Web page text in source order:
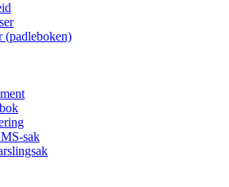
(padleboken)
sak